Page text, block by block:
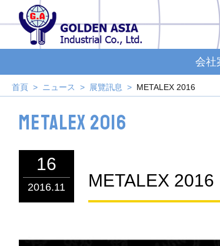
会社
首頁 ニュース 展覽訊息 METALEX 2016
METALEX 2016
16
2016.11 METALEX 2016